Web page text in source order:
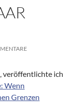
veröffentlichte ich
Wenn
Grenzen